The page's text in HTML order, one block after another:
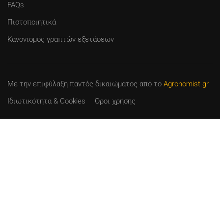
FAQs
Πιστοποιητικά
Κανονισμός γραπτών εξετάσεων
Με την επιφύλαξη παντός δικαιώματος από το Agronomist.gr
Ιδιωτικότητα & Cookies
Όροι χρήσης